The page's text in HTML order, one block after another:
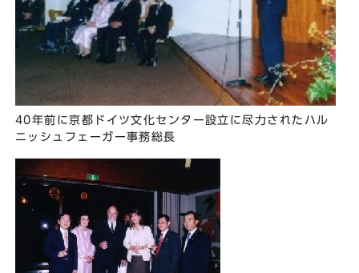
40年前に京都ドイツ文化センター設立に尽力されたハル
ニッシュフェーガー事務総長